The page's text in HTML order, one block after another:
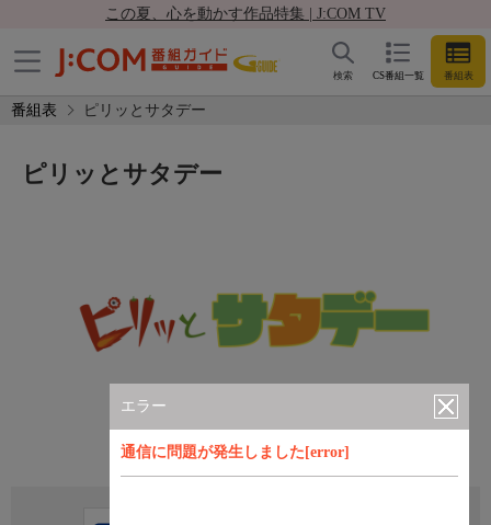
この夏、心を動かす作品特集 | J:COM TV
CS番組一覧 番組表
検索
番組表 ピリッとサタデー
エラー
通信に問題が発生しました[error]
ピリッとサタデー